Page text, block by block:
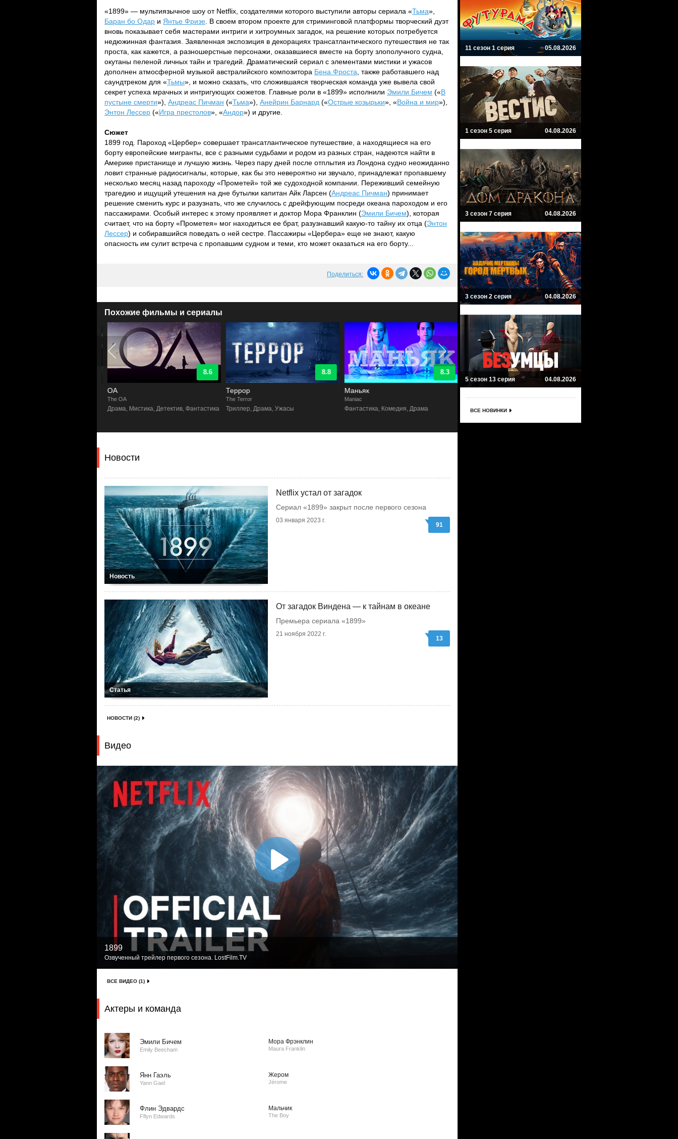
«1899» — мультиязычное шоу от Netflix, создателями которого выступили авторы сериала «Тьма»,
Баран бо Одар и Янтье Фризе . В своем втором проекте для стриминговой платформы творческий дуэт
вновь показывает себя мастерами интриги и хитроумных загадок, на решение которых потребуется
недюжинная фантазия. Заявленная экспозиция в декорациях трансатлантического путешествия не так
проста, как кажется, а разношерстные персонажи, оказавшиеся вместе на борту злополучного судна,
окутаны пеленой личных тайн и трагедий. Драматический сериал с элементами мистики и ужасов
дополнен атмосферной музыкой австралийского композитора Бена Фроста , также работавшего над
саундтреком для «Тьмы», и можно сказать, что сложившаяся творческая команда уже вывела свой
секрет успеха мрачных и интригующих сюжетов. Главные роли в «1899» исполнили Эмили Бичем («В
пустыне смерти»), Андреас Пичман («Тьма»), Анейрин Барнард («Острые козырьки», «Война и мир»),
Энтон Лессер («Игра престолов», «Андор») и другие.
Сюжет
1899 год. Пароход «Цербер» совершает трансатлантическое путешествие, а находящиеся на его
борту европейские мигранты, все с разными судьбами и родом из разных стран, надеются найти в
Америке пристанище и лучшую жизнь. Через пару дней после отплытия из Лондона судно неожиданно
ловит странные радиосигналы, которые, как бы это невероятно ни звучало, принадлежат пропавшему
несколько месяц назад пароходу «Прометей» той же судоходной компании. Переживший семейную
трагедию и ищущий утешения на дне бутылки капитан Айк Ларсен (Андреас Пичман) принимает
решение сменить курс и разузнать, что же случилось с дрейфующим посреди океана пароходом и его
пассажирами. Особый интерес к этому проявляет и доктор Мора Франклин (Эмили Бичем), которая
считает, что на борту «Прометея» мог находиться ее брат, разузнавший какую-то тайну их отца (Энтон
Лессер) и собиравшийся поведать о ней сестре. Пассажиры «Цербера» еще не знают, какую
опасность им сулит встреча с пропавшим судном и теми, кто может оказаться на его борту...
Поделиться:
Похожие фильмы и сериалы
8.6
ОА
The OA
Драма, Мистика, Детектив, Фантастика
8.8
Террор
The Terror
Триллер, Драма, Ужасы
8.3
Маньяк
Maniac
Фантастика, Комедия, Драма
8.8
Vienna Blood
Драма, Мистика, Криминал
Новости
Новость
Netflix устал от загадок
Сериал «1899» закрыт после первого сезона
03 января 2023 г.
91
Статья
От загадок Виндена — к тайнам в океане
Премьера сериала «1899»
21 ноября 2022 г.
13
НОВОСТИ (2)
Видео
1899
Озвученный трейлер первого сезона. LostFilm.TV
ВСЕ ВИДЕО (1)
Актеры и команда
Эмили Бичем
Emily Beecham
Мора Фрэнклин
Maura Franklin
Янн Гаэль
Yann Gael
Жером
Jérome
Флин Эдвардс
Fflyn Edwards
Мальчик
The Boy
11 сезон 1 серия 05.08.2026
1 сезон 5 серия 04.08.2026
3 сезон 7 серия 04.08.2026
3 сезон 2 серия 04.08.2026
5 сезон 13 серия 04.08.2026
ВСЕ НОВИНКИ